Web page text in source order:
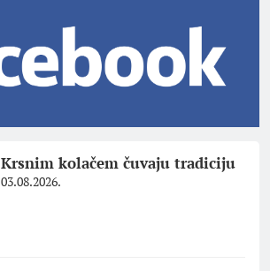
Krsnim kolačem čuvaju tradiciju
03.08.2026.